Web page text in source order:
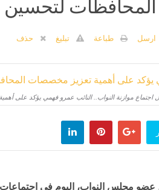
ارسل طباعة تبليغ حذف
اجتماع موازنة النواب.. النائب عمرو فهمي يؤكد على
مجلس النواب، اليوم في اجتماعات